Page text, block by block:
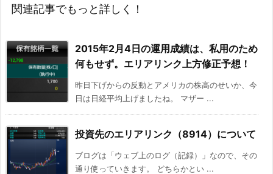
関連記事でもっと詳しく！
2015年2月4日の運用成績は、私用のため
何もせず。エリアリンク上方修正予想！
昨日下げからの反動とアメリカの株高のせいか、今
日は日経平均上げましたね。 マザー ...
投資先のエリアリンク（8914）について
ブログは「ウェブ上のログ（記録）」なので、その
通り使っていきます。 どちらかとい ...